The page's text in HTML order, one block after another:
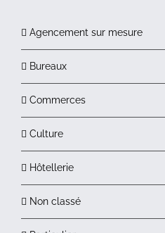
Agencement sur mesure
Bureaux
Commerces
Culture
Hôtellerie
Non classé